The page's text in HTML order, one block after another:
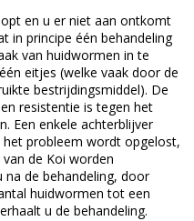
en u er niet aan ontkomt
in principe één behandeling
van huidwormen in te
eitjes (welke vaak door de
bestrijdingsmiddel). De
resistentie is tegen het
Een enkele achterblijver
probleem wordt opgelost,
de Koi worden
de behandeling, door
huidwormen tot een
u de behandeling.